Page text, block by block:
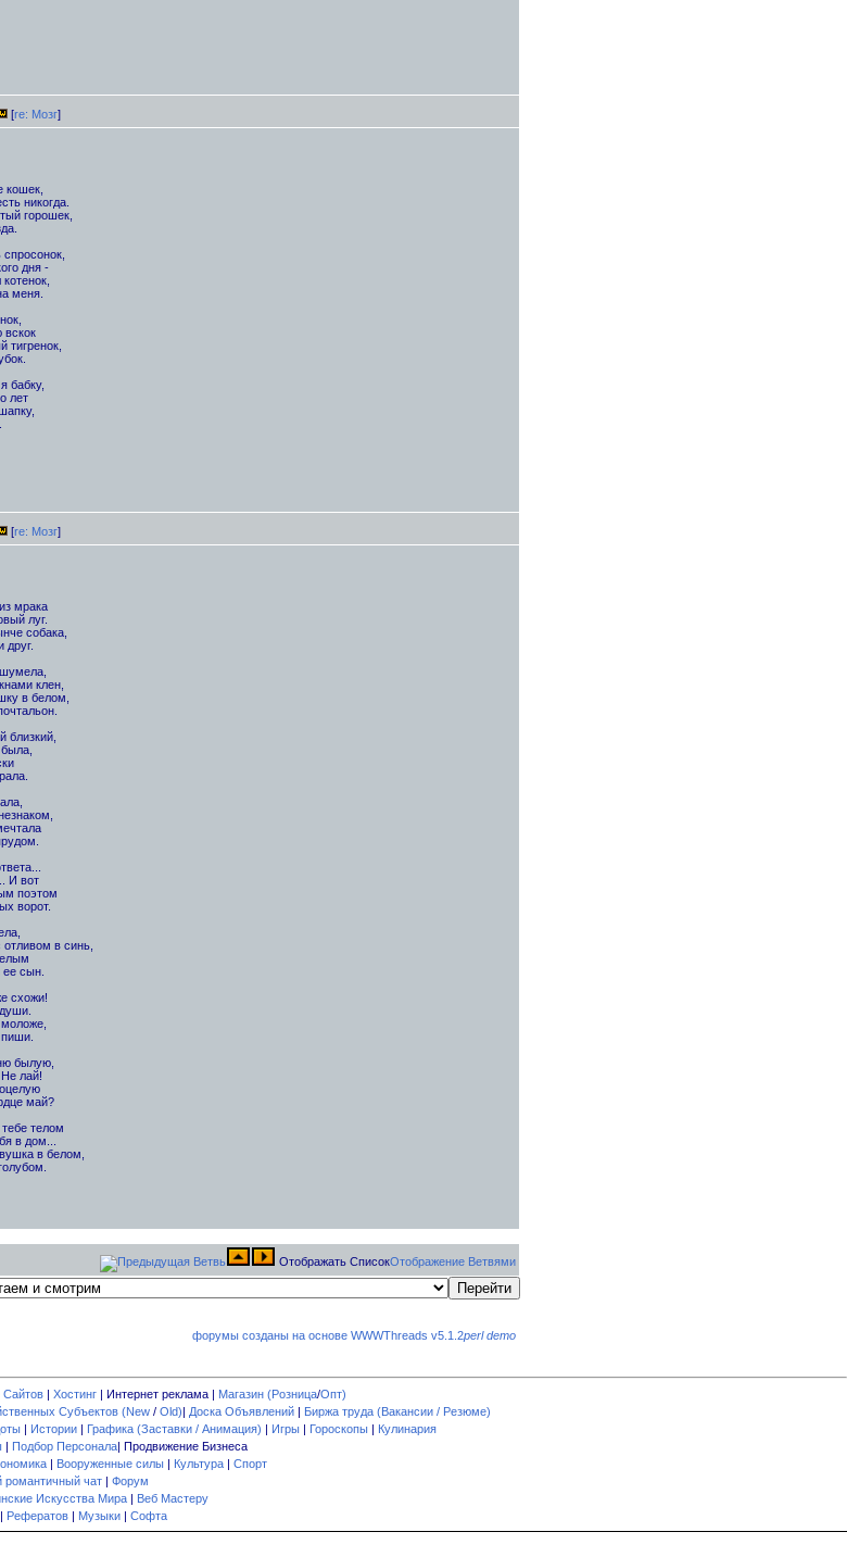
[re: Мозг]
кошек,
никогда.
горошек,
дня -
меня.
вскок
тигренок,
бабку,
лет
[re: Мозг]
мрака
луг.
собака,
клен,
в белом,
близкий,
И вот
поэтом
ворот.
в синь,
сын.
схожи!
былую,
лай!
май?
телом
в дом...
в белом,
Отображать СписокОтображение Ветвями
форумы созданы на основе WWWThreads v5.1.2perl demo
Сайтов | Хостинг | Интернет реклама | Магазин (Розница/Опт)
Субъектов (New / Old)| Доска Объявлений | Биржа труда (Вакансии / Резюме)
| Истории | Графика (Заставки / Анимация) | Игры | Гороскопы | Кулинария
| Подбор Персонала| Продвижение Бизнеса
| Вооруженные силы | Культура | Спорт
чат | Форум
Искусства Мира | Веб Мастеру
| Рефератов | Музыки | Софта